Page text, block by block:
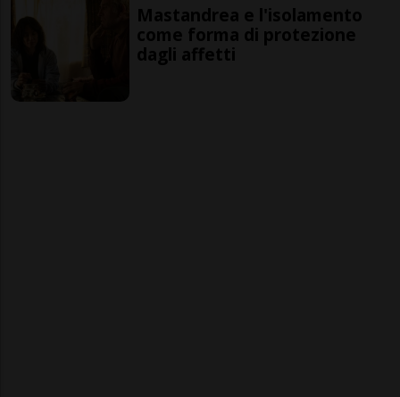
Mastandrea e l'isolamento
come forma di protezione
dagli affetti